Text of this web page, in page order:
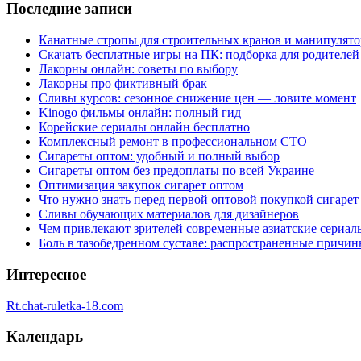
Последние записи
Канатные стропы для строительных кранов и
Скачать бесплатные игры на ПК: подборка для родителей
Лакорны онлайн: советы по выбору
Лакорны про фиктивный брак
Сливы курсов: сезонное снижение цен — ловите момент
Kinogo фильмы онлайн: полный гид
Корейские сериалы онлайн бесплатно
Комплексный ремонт в профессиональном СТО
Сигареты оптом: удобный и полный выбор
Сигареты оптом без предоплаты по всей Украине
Оптимизация закупок сигарет оптом
Что нужно знать перед первой оптовой покупкой сигарет
Сливы обучающих материалов для дизайнеров
Чем привлекают зрителей современные азиатские
Боль в тазобедренном суставе: распространенные
Интересное
Rt.chat-ruletka-18.com
Календарь